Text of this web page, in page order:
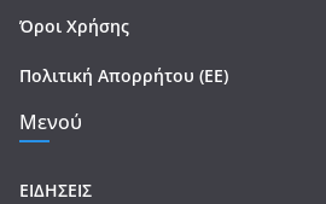
Όροι Χρήσης
Πολιτική Απορρήτου (ΕΕ)
Μενού
ΕΙΔΗΣΕΙΣ